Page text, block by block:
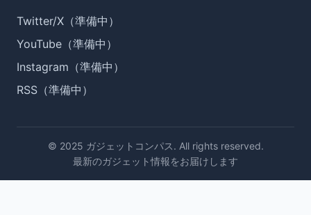
Twitter/X（準備中）
YouTube（準備中）
Instagram（準備中）
RSS（準備中）
© 2025 ガジェットコンパス. All rights reserved.
最新のガジェット情報をお届けします